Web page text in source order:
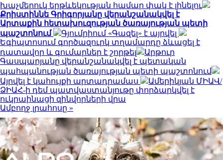
խաչմերուկ երթևեկության համար փակ է լինելու
Քրիստիննե Գրիգորյանը վերանշանակվել է
Արտաքին հետախուզության ծառայության պետի
պաշտոնում
Գյումրիում «Գազել» է այրվել
Եգիպտոսում գործազուրկ տղամարդը ձևացել է
դատավոր և գումարներ է շորթել
Արթուր
Գասպարյանը վերանշանակվել է պետական
պահպանության ծառայության պետի պաշտոնում
Այրվել է կահույքի արտադրամաս
Ամերիկյան ՄԻԱՎ/
ՁԻԱՀ-ի դեմ պատվաստանյութը փորձարկվել է
ուկրաինացի զինվորների վրա
Ամբողջ լրահոսը »